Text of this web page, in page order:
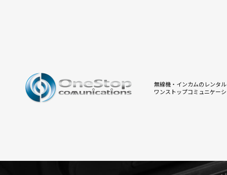
無線機・インカムのレンタ
ワンストップコミュニケー